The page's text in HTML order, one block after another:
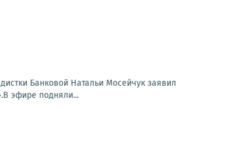
Банковой Натальи Мосейчук заявил
эфире подняли...